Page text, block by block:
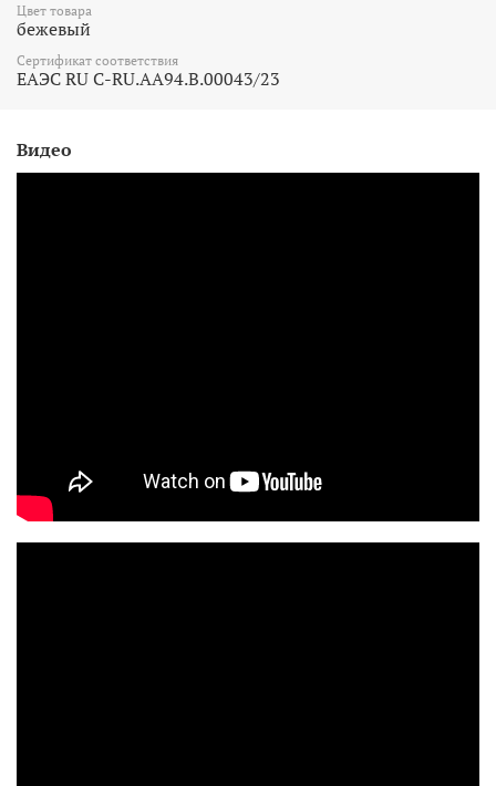
Цвет товара
бежевый
Сертификат соответствия
ЕАЭС RU С-RU.AA94.B.00043/23
Видео